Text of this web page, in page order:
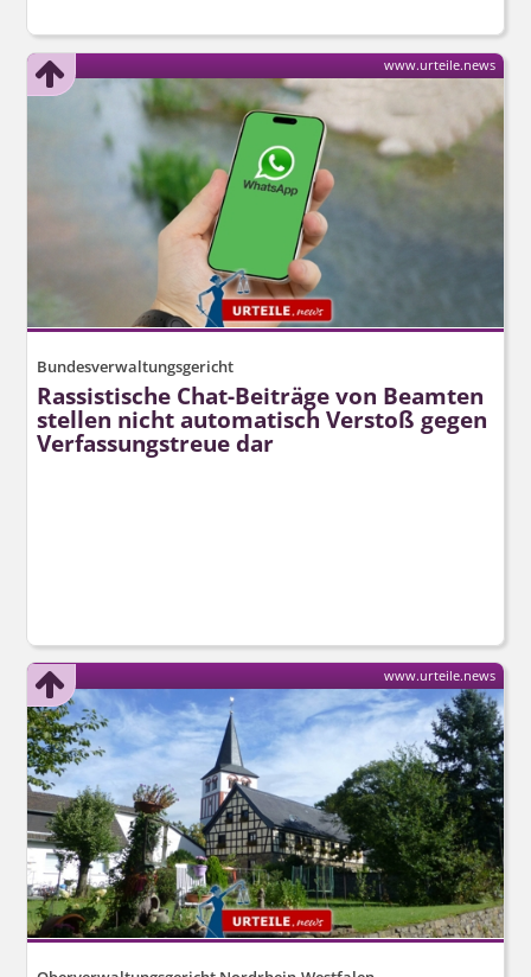
Bundesverwaltungsgericht
Rassistische Chat-Beiträge von Beamten
stellen nicht automatisch Verstoß gegen
Verfassungstreue dar
www.urteile.news
www.urteile.news